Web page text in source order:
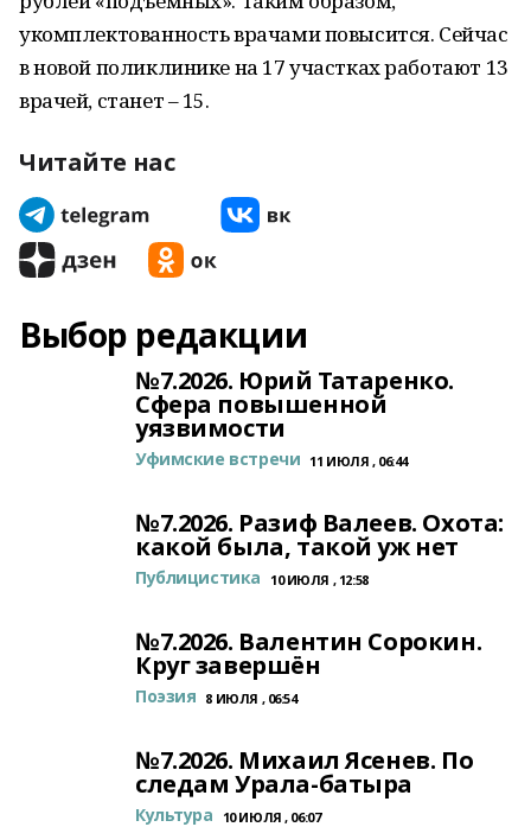
укомплектованность врачами повысится. Сейчас
в новой поликлинике на 17 участках работают 13
врачей, станет – 15.
Читайте нас
Выбор редакции
№7.2026. Юрий Татаренко.
Сфера повышенной
уязвимости
Уфимские встречи 11 ИЮЛЯ , 06:44
№7.2026. Разиф Валеев. Охота:
какой была, такой уж нет
Публицистика 10 ИЮЛЯ , 12:58
№7.2026. Валентин Сорокин.
Круг завершён
Поэзия 8 ИЮЛЯ , 06:54
№7.2026. Михаил Ясенев. По
следам Урала-батыра
Культура 10 ИЮЛЯ , 06:07